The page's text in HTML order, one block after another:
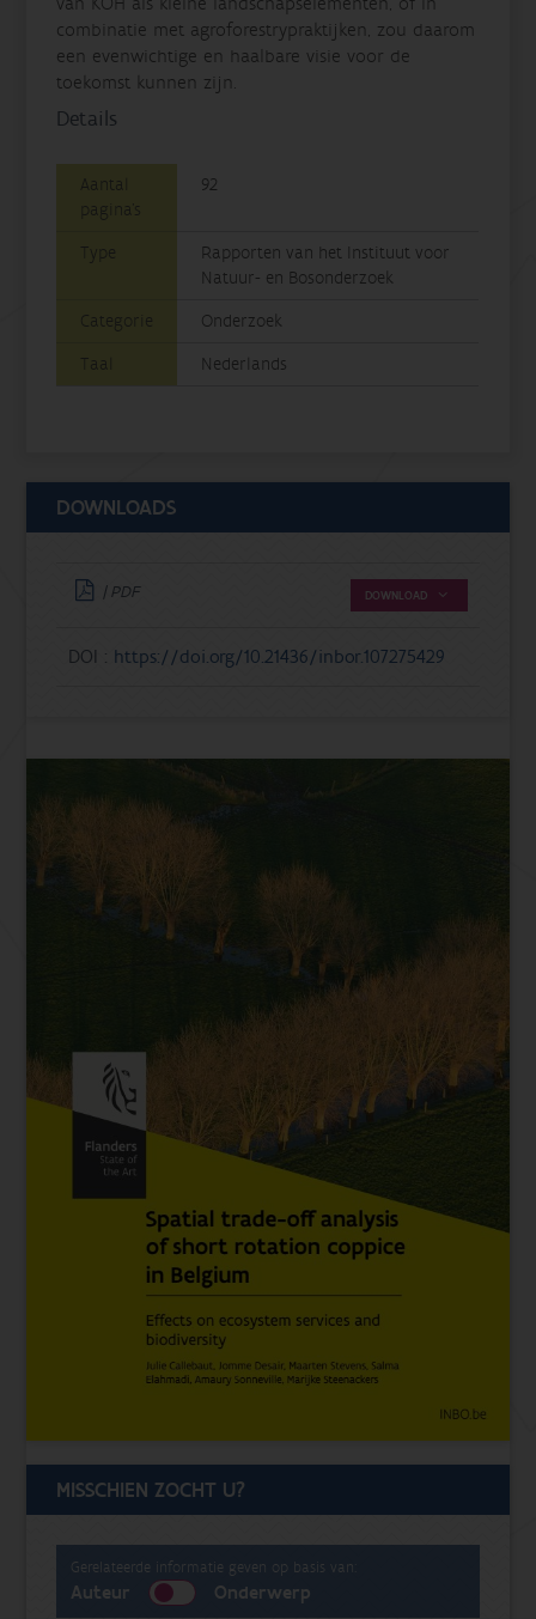
combinatie met agroforestrypraktijken, zou daarom
een evenwichtige en haalbare visie voor de
toekomst kunnen zijn.
Details
Aantal
pagina's
92
Type
Rapporten van het Instituut voor
Natuur- en Bosonderzoek
Categorie
Onderzoek
Taal
Nederlands
DOWNLOADS
| PDF DOWNLOAD
DOI : https://doi.org/10.21436/inbor.107275429
MISSCHIEN ZOCHT U?
Gerelateerde informatie geven op basis van:
Auteur Onderwerp